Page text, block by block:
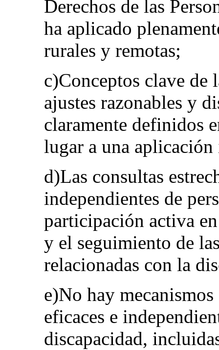
Derechos de las
ha aplicado
rurales y remotas;
c)Conceptos clave de
ajustes razonables y
claramente definidos
lugar a una aplicación
d)Las consultas
independientes de
participación activa
y el seguimiento de
relacionadas con la
e)No hay
eficaces e
discapacidad,